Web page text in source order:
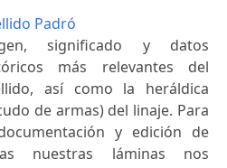
Padró
significado y datos
más relevantes del
así como la heráldica
de armas) del linaje. Para
y edición de
nuestras láminas nos